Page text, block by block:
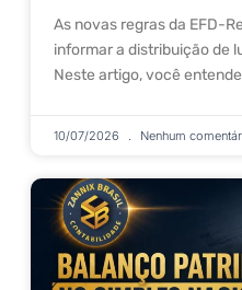
As novas regras da EFD-
informar a distribuição de
Neste artigo, você
10/07/2026 Nenhum